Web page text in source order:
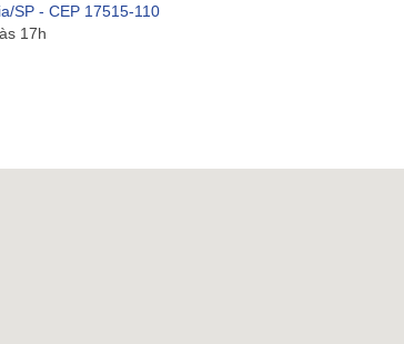
SP - CEP 17515-110
17h